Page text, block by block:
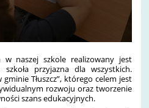
naszej szkole realizowany jest
przyjazna dla wszystkich.
gminie Tłuszcz”, którego celem jest
rozwoju oraz tworzenie
szans edukacyjnych.